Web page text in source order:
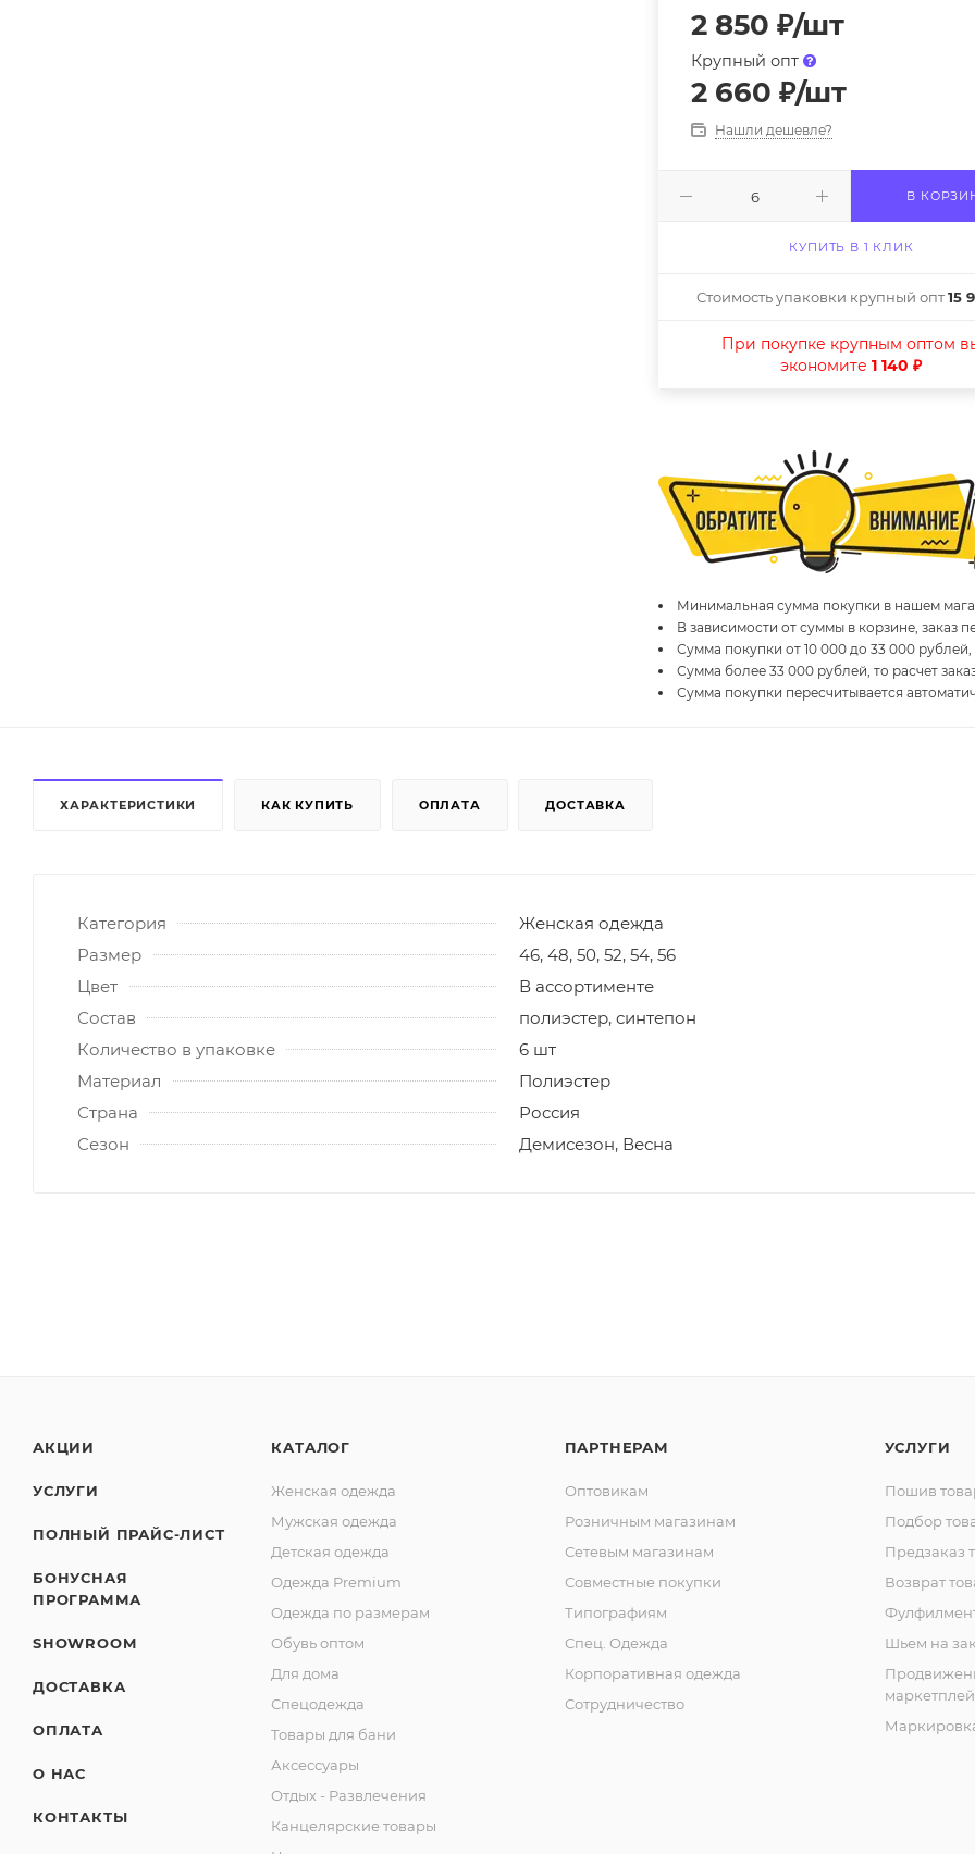
2 850 ₽/шт
Крупный опт
2 660 ₽/шт
Нашли дешевле?
В
КУПИТЬ В 1 КЛИК
Стоимость упаковки крупный опт15
При покупке крупным оптом
экономите1 140 ₽
Минимальная сумма покупки в нашем
В зависимости от суммы в корзине, заказ
Сумма покупки от 10 000 до 33 000 рублей,
Сумма более 33 000 рублей, то расчет
Сумма покупки пересчитывается
ХАРАКТЕРИСТИКИ КАК КУПИТЬ ОПЛАТА ДОСТАВКА
Категория
Женская одежда
Размер
46, 48, 50, 52, 54, 56
Цвет
В ассортименте
Состав
полиэстер, синтепон
Количество в упаковке
6 шт
Материал
Полиэстер
Страна
Россия
Сезон
Демисезон, Весна
АКЦИИ
УСЛУГИ
ПОЛНЫЙ ПРАЙС-ЛИСТ
БОНУСНАЯ
ПРОГРАММА
SHOWROOM
ДОСТАВКА
ОПЛАТА
О НАС
КОНТАКТЫ
КАТАЛОГ
Женская одежда
Мужская одежда
Детская одежда
Одежда Premium
Одежда по размерам
Обувь оптом
Для дома
Спецодежда
Товары для бани
Аксессуары
Отдых - Развлечения
Канцелярские товары
ПАРТНЕРАМ
Оптовикам
Розничным магазинам
Сетевым магазинам
Совместные покупки
Типографиям
Спец. Одежда
Корпоративная одежда
Сотрудничество
УСЛУГИ
Пошив
Подбор
Предзаказ
Возврат
Шьем на